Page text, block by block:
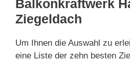
Balkonkraftwerk
Ziegeldach
Um Ihnen die Auswahl zu
eine Liste der zehn besten